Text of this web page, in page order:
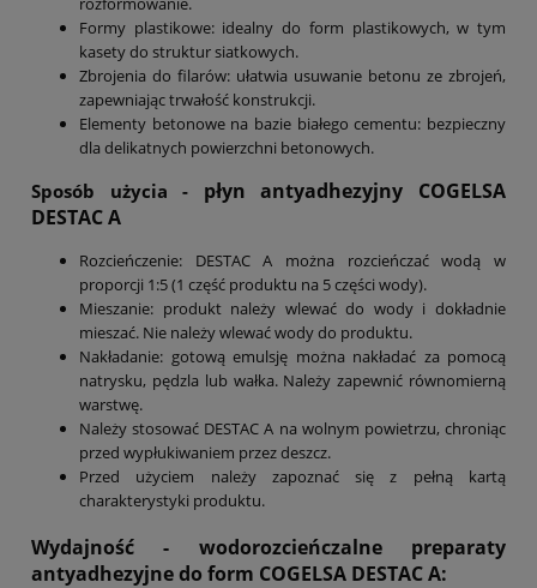
Formy plastikowe: idealny do form plastikowych, w tym
kasety do struktur siatkowych.
Zbrojenia do filarów: ułatwia usuwanie betonu ze zbrojeń,
zapewniając trwałość konstrukcji.
Elementy betonowe na bazie białego cementu: bezpieczny
dla delikatnych powierzchni betonowych.
Sposób użycia - płyn antyadhezyjny COGELSA
DESTAC A
Rozcieńczenie: DESTAC A można rozcieńczać wodą w
proporcji 1:5 (1 część produktu na 5 części wody).
Mieszanie: produkt należy wlewać do wody i dokładnie
mieszać. Nie należy wlewać wody do produktu.
Nakładanie: gotową emulsję można nakładać za pomocą
natrysku, pędzla lub wałka. Należy zapewnić równomierną
warstwę.
Należy stosować DESTAC A na wolnym powietrzu, chroniąc
przed wypłukiwaniem przez deszcz.
Przed użyciem należy zapoznać się z pełną kartą
charakterystyki produktu.
Wydajność - wodorozcieńczalne preparaty
antyadhezyjne do form COGELSA DESTAC A: